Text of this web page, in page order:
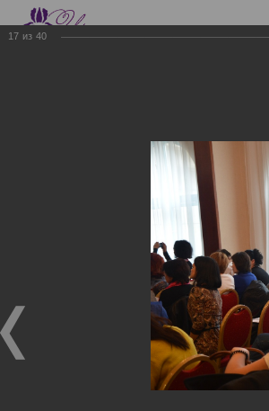
Презентации—
Изменения
законодательстве: Обязательное медицинское
налоговое декларирование, изменения в
2017 года в части ИПН и СН
Изменения в
налоговом
Обязательное
медицинское
17 из 40